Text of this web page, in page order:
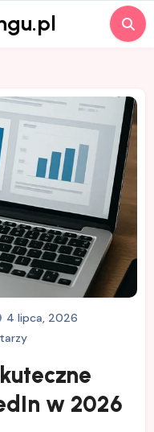
4 lipca, 2026
w 2026